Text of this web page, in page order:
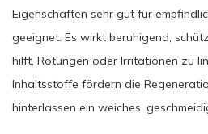
Eigenschaften sehr gut für
geeignet. Es wirkt beruhigend,
hilft, Rötungen oder Irritationen zu
Inhaltsstoffe fördern die
hinterlassen ein weiches,